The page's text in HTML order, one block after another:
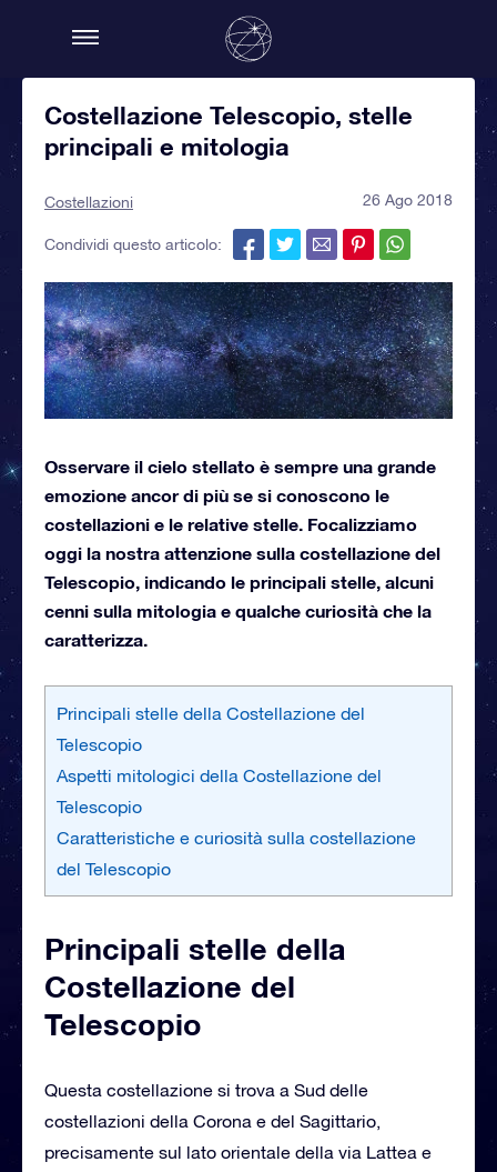
Costellazione Telescopio, stelle
principali e mitologia
Costellazioni 26 Ago 2018
Condividi questo articolo:
Osservare il cielo stellato è sempre una grande
emozione ancor di più se si conoscono le
costellazioni e le relative stelle. Focalizziamo
oggi la nostra attenzione sulla costellazione del
Telescopio, indicando le principali stelle, alcuni
cenni sulla mitologia e qualche curiosità che la
caratterizza.
Principali stelle della Costellazione del
Telescopio
Aspetti mitologici della Costellazione del
Telescopio
Caratteristiche e curiosità sulla costellazione
del Telescopio
Principali stelle della
Costellazione del
Telescopio
Questa costellazione si trova a Sud delle
costellazioni della Corona e del Sagittario,
precisamente sul lato orientale della via Lattea e